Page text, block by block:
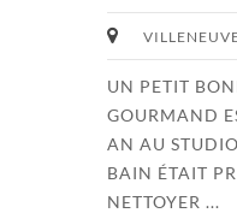
UN PETIT
GOURMAND
AN AU
BAIN ÉTAIT
NETTOYER ...